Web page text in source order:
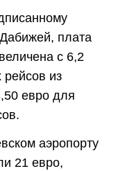
плата
с 6,2
из
евро для
аэропорту
21 евро,